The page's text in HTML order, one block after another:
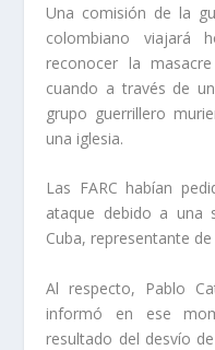
Una comisión de la
colombiano
reconocer la
cuando a través de
grupo guerrillero
una iglesia.
Las FARC habían
ataque debido a una
Cuba, representante
Al respecto, Pablo
informó en ese
resultado del desvío